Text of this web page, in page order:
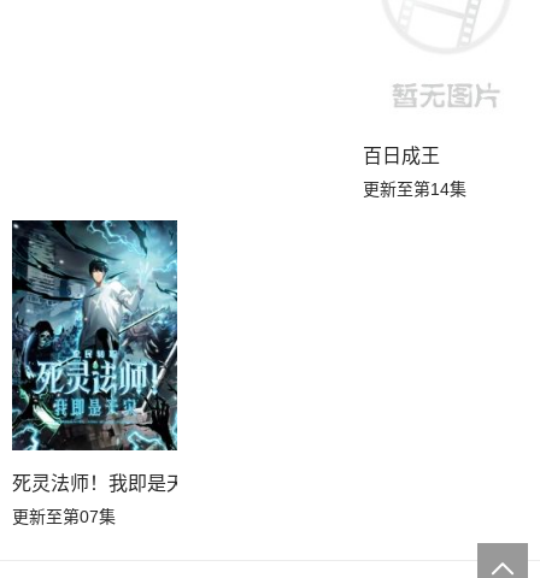
百日成王
更新至第14集
死灵法师！我即是天灾
更新至第07集